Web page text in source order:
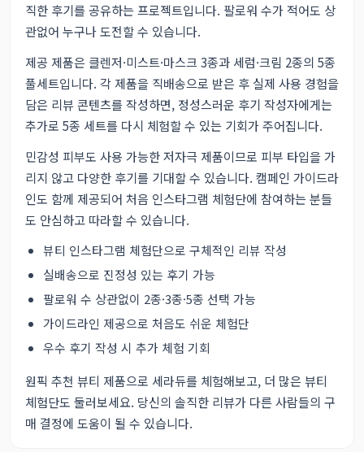
직한 후기를 공유하는 프로젝트입니다. 팔로워 수가 적어도 상
관없어 누구나 도전할 수 있습니다.
제공 제품은 클렌저·미스트·마스크 3종과 세럼·크림 2종의 5종
풀세트입니다. 각 제품을 직배송으로 받은 후 실제 사용 경험을
담은 리뷰 콘텐츠를 작성하면, 정성스러운 후기 작성자에게는
추가로 5종 세트를 다시 체험할 수 있는 기회가 주어집니다.
민감성 피부도 사용 가능한 저자극 제품이므로 피부 타입을 가
리지 않고 다양한 후기를 기대할 수 있습니다. 캠페인 가이드라
인도 함께 제공되어 처음 인스타그램 체험단에 참여하는 분들
도 안심하고 따라할 수 있습니다.
뷰티 인스타그램 체험단으로 구체적인 리뷰 작성
실배송으로 진정성 있는 후기 가능
팔로워 수 상관없이 2종·3종·5종 선택 가능
가이드라인 제공으로 처음도 쉬운 체험단
우수 후기 작성 시 추가 체험 기회
원픽 추천 뷰티 제품으로 세라듀를 체험해보고, 더 많은 뷰티
체험단도 둘러보세요. 당신의 솔직한 리뷰가 다른 사람들의 구
매 결정에 도움이 될 수 있습니다.